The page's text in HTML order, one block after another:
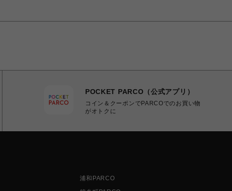
POCKET PARCO（公式アプリ）
コイン＆クーポンでPARCOでのお買い物
がオトクに
浦和PARCO